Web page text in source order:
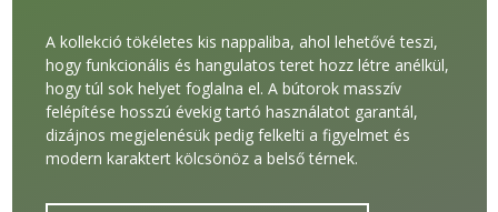
A kollekció tökéletes kis nappaliba, ahol lehetővé teszi,
hogy funkcionális és hangulatos teret hozz létre anélkül,
hogy túl sok helyet foglalna el. A bútorok masszív
felépítése hosszú évekig tartó használatot garantál,
dizájnos megjelenésük pedig felkelti a figyelmet és
modern karaktert kölcsönöz a belső térnek.